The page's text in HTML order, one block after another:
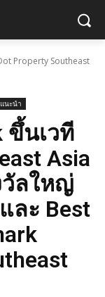
Property Southeast
นะนำ
ขึ้นเวที
Asia
วัลใหญ่
ละ Best